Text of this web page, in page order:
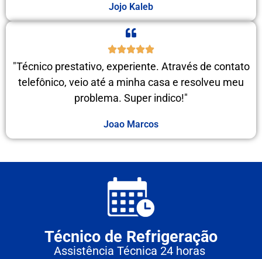
Jojo Kaleb
"Técnico prestativo, experiente. Através de contato
telefônico, veio até a minha casa e resolveu meu
problema. Super indico!"
Joao Marcos
Técnico de Refrigeração
Assistência Técnica 24 horas